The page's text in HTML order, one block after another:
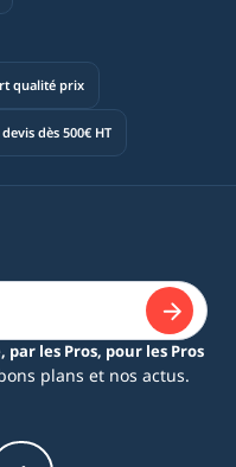
qualité prix
dès 500€ HT
les Pros, pour les Pros
plans et nos actus.